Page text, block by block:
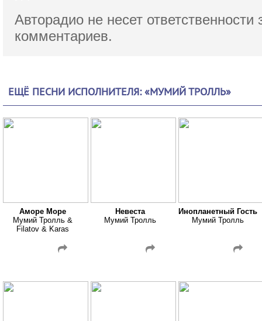
Авторадио не несет ответственности
комментариев.
ЕЩЁ ПЕСНИ ИСПОЛНИТЕЛЯ: «МУМИЙ ТРОЛЛЬ»
Аморе Море
Мумий Тролль &
Filatov & Karas
Невеста
Мумий Тролль
Инопланетный Гость
Мумий Тролль